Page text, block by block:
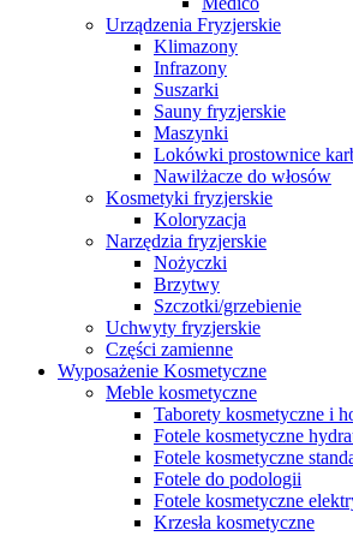
Urządzenia Fryzjerskie
Klimazony
Infrazony
Suszarki
Sauny fryzjerskie
Maszynki
Lokówki prostownice
Nawilżacze do włosów
Kosmetyki fryzjerskie
Koloryzacja
Narzędzia fryzjerskie
Nożyczki
Brzytwy
Szczotki/grzebienie
Uchwyty fryzjerskie
Części zamienne
Wyposażenie Kosmetyczne
Meble kosmetyczne
Taborety kosmetyczne i
Fotele kosmetyczne
Fotele kosmetyczne
Fotele do podologii
Fotele kosmetyczne
Krzesła kosmetyczne